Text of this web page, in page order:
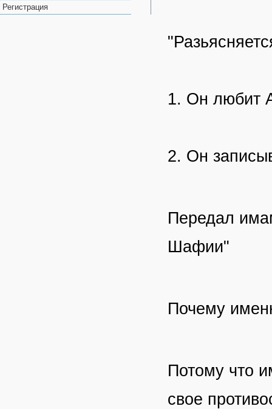
Регистрация
1. Он любит
2. Он
Передал
Шафии"
Почему
Потому что
свое